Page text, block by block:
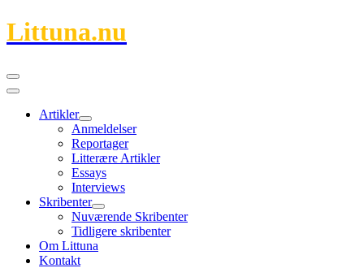
Littuna.nu
Artikler
Anmeldelser
Reportager
Litterære Artikler
Essays
Interviews
Skribenter
Nuværende Skribenter
Tidligere skribenter
Om Littuna
Kontakt